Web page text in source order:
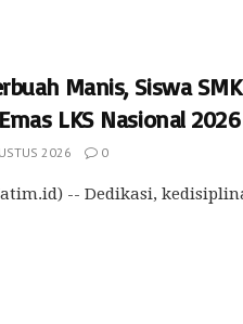
Manis, Siswa
LKS Nasional 2026
2026 0
-- Dedikasi,